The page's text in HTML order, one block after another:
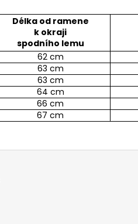
Délka od ramene
k okraji
spodního lemu
62 cm
63 cm
63 cm
64 cm
66 cm
67 cm